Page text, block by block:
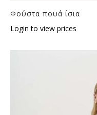
Φούστα πουά ίσια
Login to view prices